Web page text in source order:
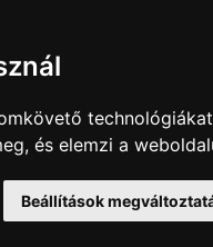
és elemzi a
Beállítások
HU